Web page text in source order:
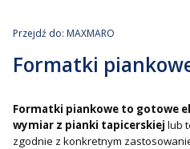
Przejdź do: MAXMARO
Formatki
Formatki piankowe to gotowe
wymiar z pianki tapicerskiej lub
zgodnie z konkretnym